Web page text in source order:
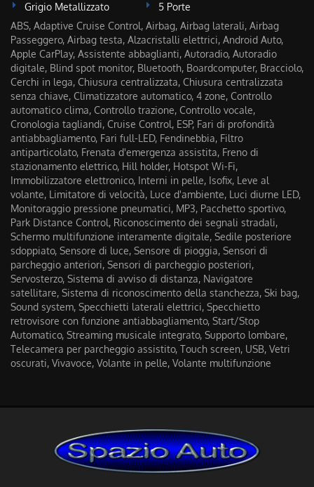
Grigio Metallizzato
5 Porte
ABS, Adaptive Cruise Control, Airbag, Airbag laterali, Airbag
Passeggero, Airbag testa, Alzacristalli elettrici, Android Auto,
Apple CarPlay, Assistente abbaglianti, Autoradio, Autoradio
digitale, Blind spot monitor, Bluetooth, Boardcomputer, Bracciolo,
Cerchi in lega, Chiusura centralizzata, Chiusura centralizzata
senza chiave, Climatizzatore automatico, 4 zone, Controllo
automatico clima, Controllo trazione, Controllo vocale,
Cronologia tagliandi, Cruise Control, ESP, Fari di profondità
antiabbagliamento, Fari full-LED, Fendinebbia, Filtro
antiparticolato, Frenata d'emergenza assistita, Freno di
stazionamento elettrico, Hill holder, Hotspot Wi-Fi,
Immobilizzatore elettronico, Interni in pelle, Isofix, Leve al
volante, Limitatore di velocità, Luce d'ambiente, Luci diurne LED,
Monitoraggio pressione pneumatici, MP3, Pacchetto sportivo,
Park Distance Control, Riconoscimento dei segnali stradali,
Schermo multifunzione interamente digitale, Sedile posteriore
sdoppiato, Sensore di luce, Sensore di pioggia, Sensori di
parcheggio anteriori, Sensori di parcheggio posteriori,
Servosterzo, Sistema di avviso di distanza, Navigatore
satellitare, Sistema di riconoscimento della stanchezza, Ski bag,
Sound system, Specchietti laterali elettrici, Specchietto
retrovisore con funzione antiabbagliamento, Start/Stop
Automatico, Streaming musicale integrato, Supporto lombare,
Telecamera per parcheggio assistito, Touch screen, USB, Vetri
oscurati, Vivavoce, Volante in pelle, Volante multifunzione